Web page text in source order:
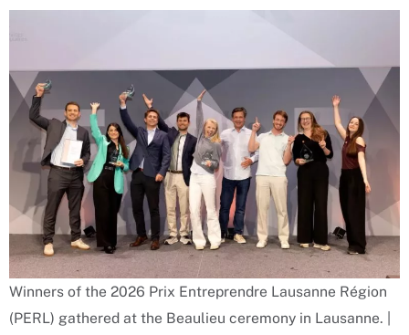
Winners of the 2026 Prix Entreprendre Lausanne Région
(PERL) gathered at the Beaulieu ceremony in Lausanne. |